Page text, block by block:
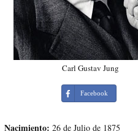
Carl Gustav Jung
Facebook
Nacimiento: 26 de Julio de 1875